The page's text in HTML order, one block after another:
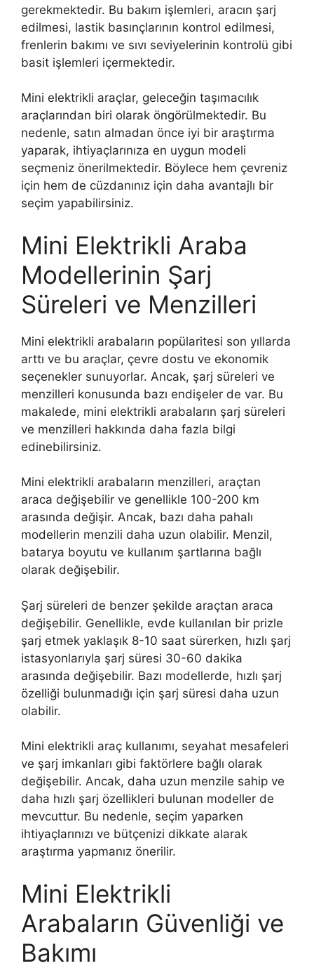
gerekmektedir. Bu bakım işlemleri, aracın şarj
edilmesi, lastik basınçlarının kontrol edilmesi,
frenlerin bakımı ve sıvı seviyelerinin kontrolü gibi
basit işlemleri içermektedir.
Mini elektrikli araçlar, geleceğin taşımacılık
araçlarından biri olarak öngörülmektedir. Bu
nedenle, satın almadan önce iyi bir araştırma
yaparak, ihtiyaçlarınıza en uygun modeli
seçmeniz önerilmektedir. Böylece hem çevreniz
için hem de cüzdanınız için daha avantajlı bir
seçim yapabilirsiniz.
Mini Elektrikli Araba
Modellerinin Şarj
Süreleri ve Menzilleri
Mini elektrikli arabaların popülaritesi son yıllarda
arttı ve bu araçlar, çevre dostu ve ekonomik
seçenekler sunuyorlar. Ancak, şarj süreleri ve
menzilleri konusunda bazı endişeler de var. Bu
makalede, mini elektrikli arabaların şarj süreleri
ve menzilleri hakkında daha fazla bilgi
edinebilirsiniz.
Mini elektrikli arabaların menzilleri, araçtan
araca değişebilir ve genellikle 100-200 km
arasında değişir. Ancak, bazı daha pahalı
modellerin menzili daha uzun olabilir. Menzil,
batarya boyutu ve kullanım şartlarına bağlı
olarak değişebilir.
Şarj süreleri de benzer şekilde araçtan araca
değişebilir. Genellikle, evde kullanılan bir prizle
şarj etmek yaklaşık 8-10 saat sürerken, hızlı şarj
istasyonlarıyla şarj süresi 30-60 dakika
arasında değişebilir. Bazı modellerde, hızlı şarj
özelliği bulunmadığı için şarj süresi daha uzun
olabilir.
Mini elektrikli araç kullanımı, seyahat mesafeleri
ve şarj imkanları gibi faktörlere bağlı olarak
değişebilir. Ancak, daha uzun menzile sahip ve
daha hızlı şarj özellikleri bulunan modeller de
mevcuttur. Bu nedenle, seçim yaparken
ihtiyaçlarınızı ve bütçenizi dikkate alarak
araştırma yapmanız önerilir.
Mini Elektrikli
Arabaların Güvenliği ve
Bakımı